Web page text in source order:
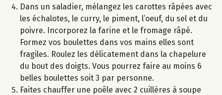
Dans un saladier, mélangez les carottes râpées avec
les échalotes, le curry, le piment, l’oeuf, du sel et du
poivre. Incorporez la farine et le fromage râpé.
Formez vos boulettes dans vos mains elles sont
fragiles. Roulez les délicatement dans la chapelure
du bout des doigts. Vous pourrez faire au moins 6
belles boulettes soit 3 par personne.
Faites chauffer une poêle avec 2 cuillères à soupe